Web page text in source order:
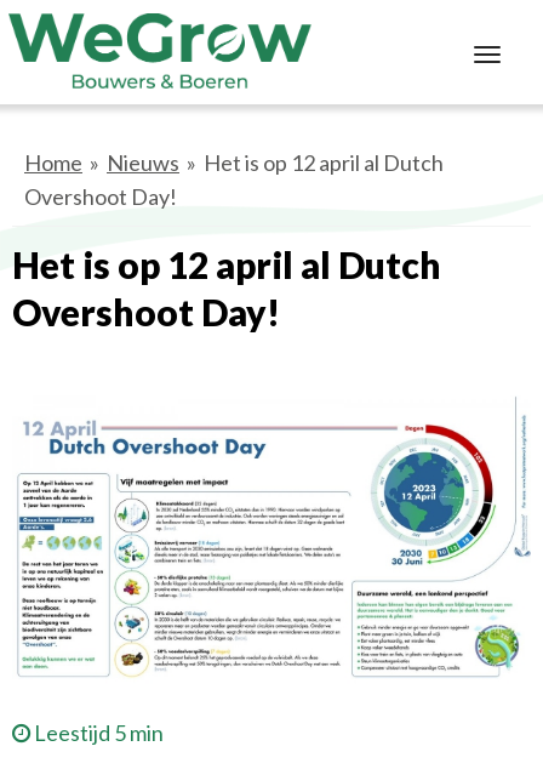
Home » Nieuws » Het is op 12 april al Dutch
Overshoot Day!
Het is op 12 april al Dutch
Overshoot Day!
Leestijd 5 min